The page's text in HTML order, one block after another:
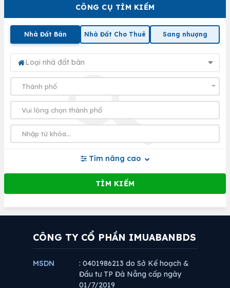
CÔNG CỤ TÌM KIẾM
Nhà Đất Bán Nhà Đất Cho Thuê Sang nhượng
Loại nhà đất bán
Tìm nâng cao
CÔNG TY CỔ PHẦN IMUABANBDS
MSDN
: 0401986213 do Sở Kế hoạch &
Đầu tư TP Đà Nẵng cấp ngày
01/7/2019